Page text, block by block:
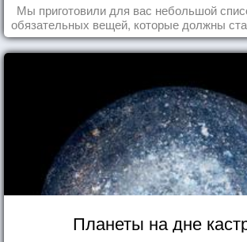
Мы приготовили для вас небольшой
обязательных вещей, которые должны
дня.
Планеты на дне